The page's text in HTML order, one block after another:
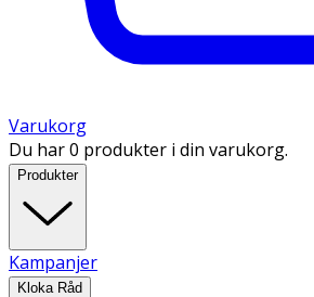
Varukorg
Du har 0 produkter i din varukorg.
Produkter
Kampanjer
Kloka Råd